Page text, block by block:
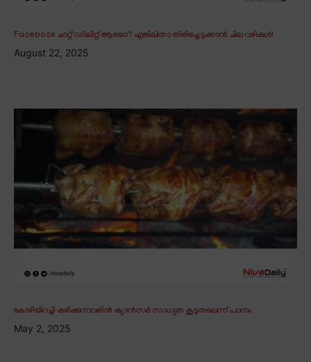
Facebook ചാറ്റ് ഡിലീറ്റ് ആയോ? എങ്കിലിതാ തിരിച്ചെടുക്കാൻ ചില വഴികൾ!
August 22, 2025
കോഴിയിറച്ചി കഴിക്കുന്നവരിൽ ക്യാൻസർ സാധ്യത കൂടുതലെന്ന് പഠനം
May 2, 2025